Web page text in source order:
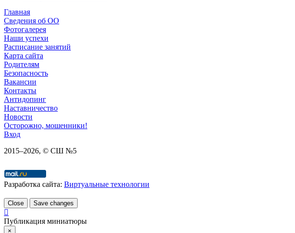
Главная
Сведения об ОО
Фотогалерея
Наши успехи
Расписание занятий
Карта сайта
Родителям
Безопасность
Вакансии
Контакты
Антидопинг
Наставничество
Новости
Осторожно, мошенники!
Вход
2015–2026, © СШ №5
Разработка сайта: Виртуальные технологии
Close Save changes
Публикация миниатюры
×